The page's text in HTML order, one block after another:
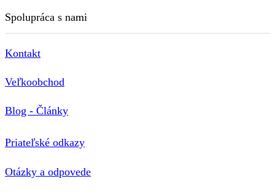
Spolupráca s nami
Kontakt
Veľkoobchod
Blog - Články
Priateľské odkazy
Otázky a odpovede